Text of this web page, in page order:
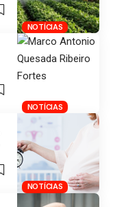
NOTÍCIAS
NOTÍCIAS
NOTÍCIAS